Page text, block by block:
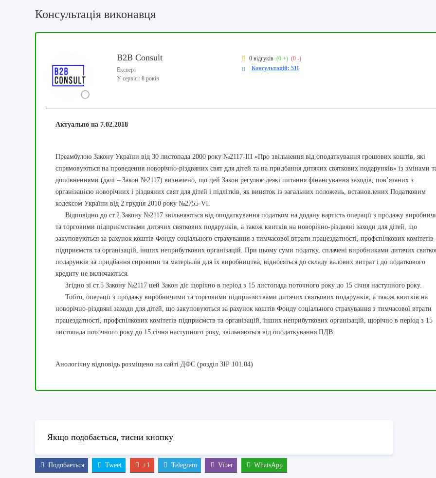
Консультація виконавця
B2B Consult
Експерт
У сервісі: 8 років
0 відгуків (0 +) (0 -)
Консультацій: 511
Актуально на 7.02.2018
Преамбулою Закону України від 30 листопада 2000 року №2117-III «Про звільнення від оподаткування грошових коштів, які
спрямовуються на проведення новорічно-різдвяних свят для дітей та на придбання дитячих святкових подарунків» із змінами
доповненнями (далі – Закон №2117) визначено, що цей Закон регулює деякі питання фінансування заходів, пов’язаних з
організацією новорічних і різдвяних свят для дітей і підлітків, як виняток із загальних положень, встановлених Податковим
кодексом України від 2 грудня 2010 року №2755-VI.
Відповідно до ст.2 Закону №2117 звільняються від оподаткування податком на додану вартість операції з продажу
та торговими підприємствами дитячих святкових подарунків, а також квитків на новорічно-різдвяні заходи для дітей, що
закуповуються за рахунок коштів Фонду соціального страхування з тимчасової втрати працездатності, профспілкових комітетів
підприємств та організацій, інших неприбуткових організацій. При цьому суми податку, сплачені виробниками дитячих
подарунків за придбання сировини та матеріалів для їх виробництва, відносяться до складу валових витрат і до податкового
кредиту не включаються.
Згідно зі ст.5 Закону №2117 цей Закон діє щорічно в період з 15 листопада поточного року до 15 січня наступного року.
Тобто, операції з продажу виробничими та торговими підприємствами дитячих святкових подарунків, а також квитків на
новорічно-різдвяні заходи для дітей, що закуповуються за рахунок коштів Фонду соціального страхування з тимчасової втрати
працездатності, профспілкових комітетів підприємств та організацій, інших неприбуткових організацій, щорічно в період з 15
листопада поточного року до 15 січня наступного року, звільняються від оподаткування ПДВ.
Анологічну відповідь розміщено на сайті ДФС (розділ ЗІР 101.04)
Якщо подобається, тисни кнопку
Подобаеться Tweet +1 Telegram Viber WhatsApp